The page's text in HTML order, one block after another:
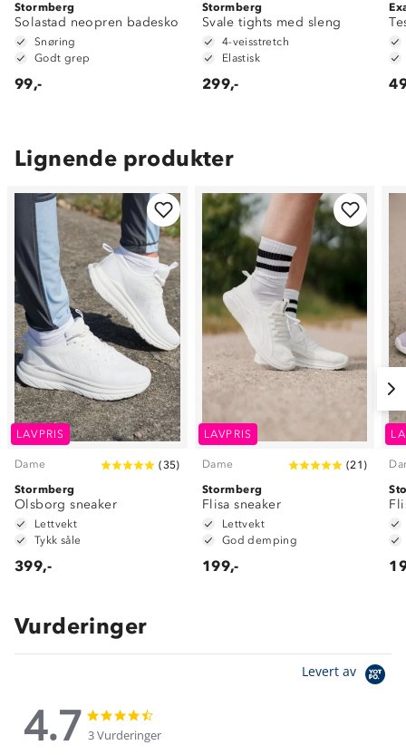
Stormberg
Solastad neopren badesko
Snøring
Godt grep
99,-
Stormberg
Svale tights med sleng
4-veisstretch
Elastisk
299,-
Lignende produkter
LAVPRIS
Dame (35)
Stormberg
Olsborg sneaker
Lettvekt
Tykk såle
399,-
LAVPRIS
Dame (21 )
Stormberg
Flisa sneaker
Lettvekt
God demping
199,-
Vurderinger
Levert av
4.7
4.7
star
rating
star
3 Vurderinger